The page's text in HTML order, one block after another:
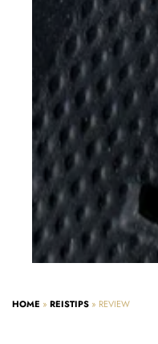
HOME » REISTIPS » REVIEW